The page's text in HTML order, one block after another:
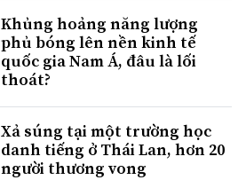
Khủng hoảng năng lượng
phủ bóng lên nền kinh tế
quốc gia Nam Á, đâu là lối
thoát?
Xả súng tại một trường học
danh tiếng ở Thái Lan, hơn 20
người thương vong